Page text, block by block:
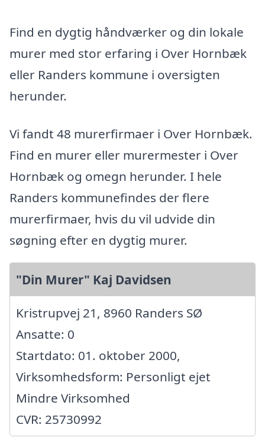
Find en dygtig håndværker og din lokale
murer med stor erfaring i Over Hornbæk
eller Randers kommune i oversigten
herunder.
Vi fandt 48 murerfirmaer i Over Hornbæk.
Find en murer eller murermester i Over
Hornbæk og omegn herunder. I hele
Randers kommunefindes der flere
murerfirmaer, hvis du vil udvide din
søgning efter en dygtig murer.
"Din Murer" Kaj Davidsen
Kristrupvej 21, 8960 Randers SØ
Ansatte: 0
Startdato: 01. oktober 2000,
Virksomhedsform: Personligt ejet
Mindre Virksomhed
CVR: 25730992